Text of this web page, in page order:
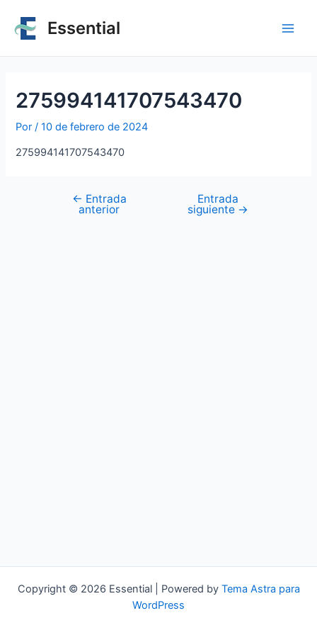
Essential
275994141707543470
Por/10 de febrero de 2024
275994141707543470
← Entrada
anterior
Entrada
siguiente →
Copyright © 2026 Essential | Powered by Tema Astra para
WordPress